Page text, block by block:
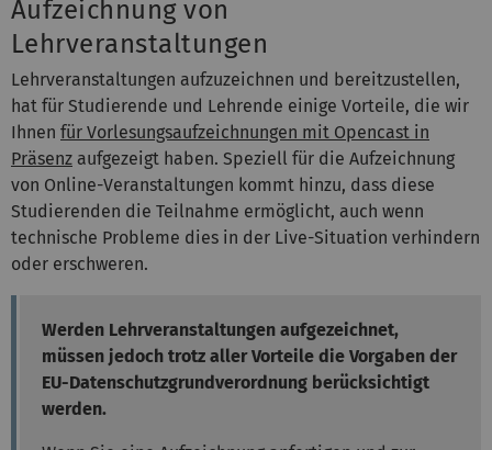
Aufzeichnung von
Lehrveranstaltungen
Lehrveranstaltungen aufzuzeichnen und bereitzustellen,
hat für Studierende und Lehrende einige Vorteile, die wir
Ihnen für Vorlesungsaufzeichnungen mit Opencast in
Präsenz aufgezeigt haben. Speziell für die Aufzeichnung
von Online-Veranstaltungen kommt hinzu, dass diese
Studierenden die Teilnahme ermöglicht, auch wenn
technische Probleme dies in der Live-Situation verhindern
oder erschweren.
Werden Lehrveranstaltungen aufgezeichnet,
müssen jedoch trotz aller Vorteile die Vorgaben der
EU-Datenschutzgrundverordnung berücksichtigt
werden.